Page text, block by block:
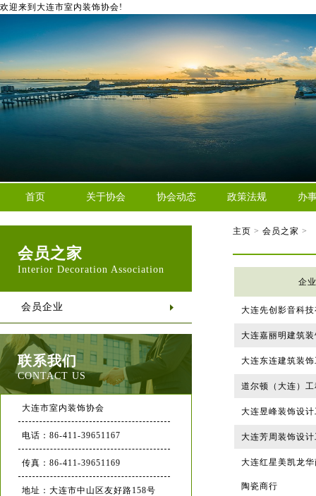
欢迎来到大连市室内装饰协会!
首页 关于协会 协会动态 政策法规 办
会员之家
Interior Decoration Association
会员企业
联系我们
CONTACT US
大连市室内装饰协会
电话：86-411-39651167
传真：86-411-39651169
地址：大连市中山区友好路158号
主页 > 会员之家 >
企
大连先创影音科
大连嘉丽明建筑
大连东连建筑装
道尔顿（大连）
大连昱峰装饰设
大连芳周装饰设
大连红星美凯龙
陶瓷商行